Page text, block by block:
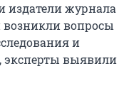
издатели журнала
возникли вопросы
и
эксперты выявили